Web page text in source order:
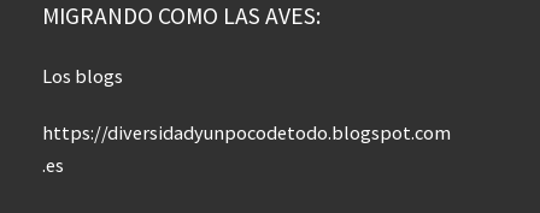
MIGRANDO COMO LAS AVES:
Los blogs
https://diversidadyunpocodetodo.blogspot.com
.es